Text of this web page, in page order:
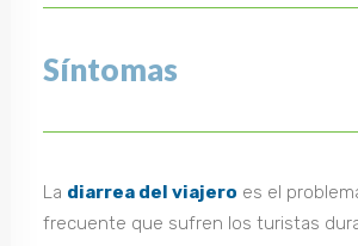
Síntomas
La diarrea del viajero es el
frecuente que sufren los turistas